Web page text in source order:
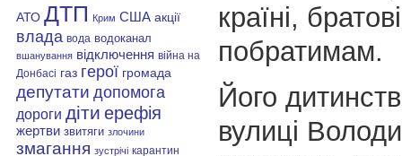
АТО ДТП Крим США акції
влада вода водоканал
вшанування відключення війна на
Донбасі газ герої громада
депутати допомога
дороги діти ерефія
жертви звитяги злочини
змагання зустрічі карантин
країні,
побратимам.
Його
вулиці